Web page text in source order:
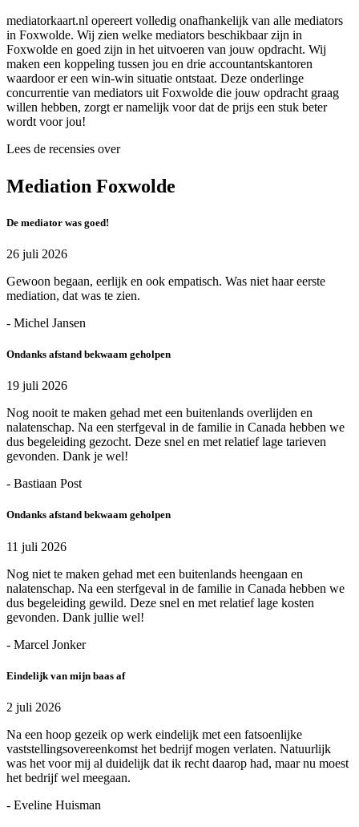
mediatorkaart.nl opereert volledig onafhankelijk van alle mediators
in Foxwolde. Wij zien welke mediators beschikbaar zijn in
Foxwolde en goed zijn in het uitvoeren van jouw opdracht. Wij
maken een koppeling tussen jou en drie accountantskantoren
waardoor er een win-win situatie ontstaat. Deze onderlinge
concurrentie van mediators uit Foxwolde die jouw opdracht graag
willen hebben, zorgt er namelijk voor dat de prijs een stuk beter
wordt voor jou!
Lees de recensies over
Mediation Foxwolde
De mediator was goed!
26 juli 2026
Gewoon begaan, eerlijk en ook empatisch. Was niet haar eerste
mediation, dat was te zien.
- Michel Jansen
Ondanks afstand bekwaam geholpen
19 juli 2026
Nog nooit te maken gehad met een buitenlands overlijden en
nalatenschap. Na een sterfgeval in de familie in Canada hebben we
dus begeleiding gezocht. Deze snel en met relatief lage tarieven
gevonden. Dank je wel!
- Bastiaan Post
Ondanks afstand bekwaam geholpen
11 juli 2026
Nog niet te maken gehad met een buitenlands heengaan en
nalatenschap. Na een sterfgeval in de familie in Canada hebben we
dus begeleiding gewild. Deze snel en met relatief lage kosten
gevonden. Dank jullie wel!
- Marcel Jonker
Eindelijk van mijn baas af
2 juli 2026
Na een hoop gezeik op werk eindelijk met een fatsoenlijke
vaststellingsovereenkomst het bedrijf mogen verlaten. Natuurlijk
was het voor mij al duidelijk dat ik recht daarop had, maar nu moest
het bedrijf wel meegaan.
- Eveline Huisman